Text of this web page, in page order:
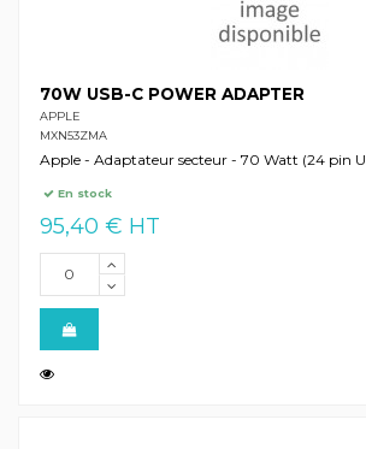
70W USB-C POWER ADAPTER
APPLE
MXN53ZMA
Apple - Adaptateur secteur - 70 Watt (24 pin
En stock
95,40 € HT